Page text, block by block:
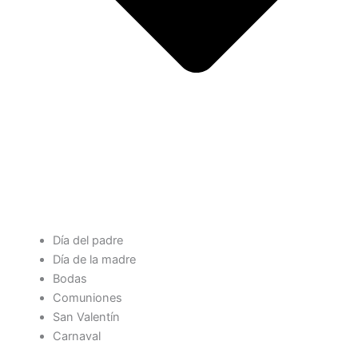
Día del padre
Día de la madre
Bodas
Comuniones
San Valentín
Carnaval